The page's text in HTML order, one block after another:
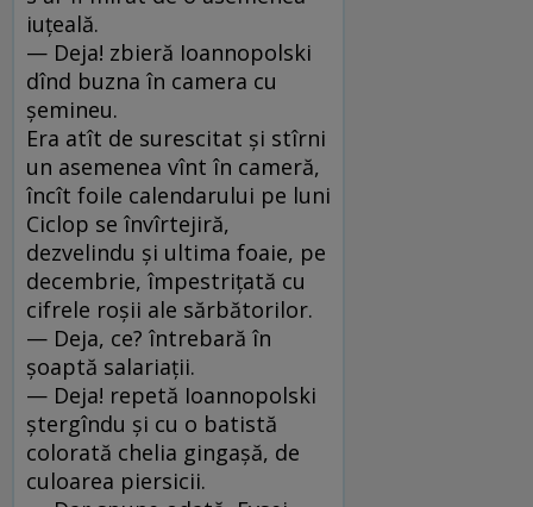
iuţeală.
— Deja! zbieră Ioannopolski
dînd buzna în camera cu
şemineu.
Era atît de surescitat şi stîrni
un asemenea vînt în cameră,
încît foile calendarului pe luni
Ciclop se învîrtejiră,
dezvelindu şi ultima foaie, pe
decembrie, împestriţată cu
cifrele roşii ale sărbătorilor.
— Deja, ce? întrebară în
şoaptă salariaţii.
— Deja! repetă Ioannopolski
ştergîndu şi cu o batistă
colo­rată chelia gingaşă, de
culoarea piersicii.